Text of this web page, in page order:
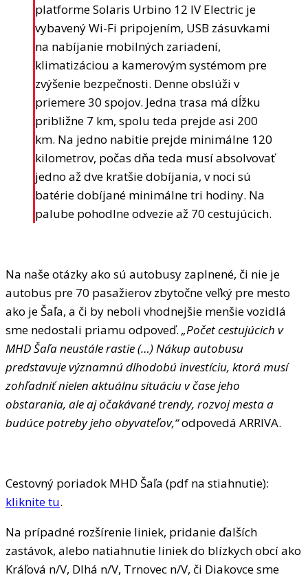
platforme Solaris Urbino 12 IV Electric je
vybavený Wi-Fi pripojením, USB zásuvkami
na nabíjanie mobilných zariadení,
klimatizáciou a kamerovým systémom pre
zvýšenie bezpečnosti. Denne obslúži v
priemere 30 spojov. Jedna trasa má dĺžku
približne 7 km, spolu teda prejde asi 200
km. Na jedno nabitie prejde minimálne 120
kilometrov, počas dňa teda musí absolvovať
jedno až dve kratšie dobíjania, v noci sú
batérie dobíjané minimálne tri hodiny. Na
palube pohodlne odvezie až 70 cestujúcich.
Na naše otázky ako sú autobusy zaplnené, či nie je
autobus pre 70 pasažierov zbytočne veľký pre mesto
ako je Šaľa, a či by neboli vhodnejšie menšie vozidlá
sme nedostali priamu odpoveď. „Počet cestujúcich v
MHD Šaľa neustále rastie (…) Nákup autobusu
predstavuje významnú dlhodobú investíciu, ktorá musí
zohľadniť nielen aktuálnu situáciu v čase jeho
obstarania, ale aj očakávané trendy, rozvoj mesta a
budúce potreby jeho obyvateľov,“odpovedá ARRIVA.
Cestovný poriadok MHD Šaľa (pdf na stiahnutie):
kliknite tu.
Na prípadné rozšírenie liniek, pridanie ďalších
zastávok, alebo natiahnutie liniek do blízkych obcí ako
Kráľová n/V, Dlhá n/V, Trnovec n/V, či Diakovce sme